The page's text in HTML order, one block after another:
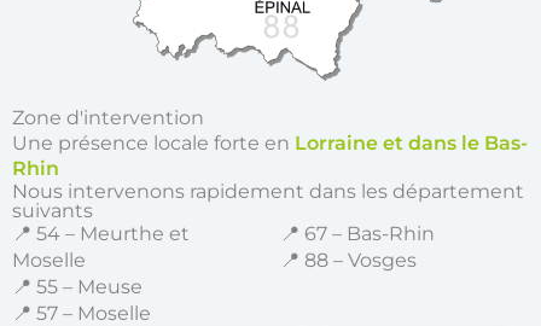
Zone d'intervention
Une présence locale forte en Lorraine et dans le Bas-
Rhin
Nous intervenons rapidement dans les département
suivants
📍 54 – Meurthe et
Moselle
📍 55 – Meuse
📍 57 – Moselle
📍 67 – Bas-Rhin
📍 88 – Vosges